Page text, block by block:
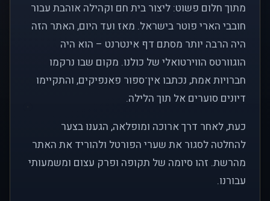
מתוך חלום פשוט: ליצור בית חם וקהילה אוהבת עבור
חובבי הארי פוטר בישראל. מאז ועד היום, האתר הזה
היה הרבה יותר מסתם דף אינטרנט – הוא היה
הוגוורטס הווירטואלי של כולנו. מקום שבו נרקמו
חברויות אמת, נכתבו אין־ספור פאנפיקים, והתקיימו
דיונים סוערים אל תוך הלילה.
כעת, לאחר דרך ארוכה ומופלאה, הגענו בצער
להחלטה לסגור את שערי הפורטל ולהוריד את האתר
מהרשת. זהו סיומה של תקופה ופרק עצום ומשמעותי
עבורנו.